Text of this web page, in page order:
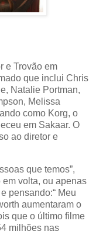
e Trovão em
que inclui Chris
Natalie Portman,
Melissa
como Korg, o
em Sakaar. O
ao diretor e
que temos”,
volta, ou apenas
pensando:“ Meu
aumentaram o
que o último filme
milhões nas